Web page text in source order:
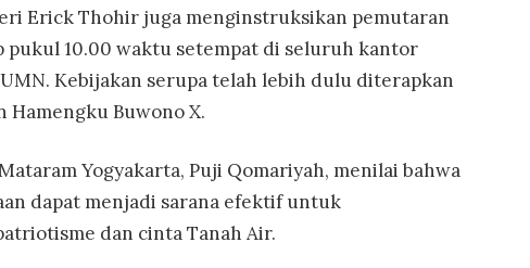
Erick Thohir juga menginstruksikan pemutaran
pukul 10.00 waktu setempat di seluruh kantor
Kebijakan serupa telah lebih dulu diterapkan
Buwono X.
Yogyakarta, Puji Qomariyah, menilai bahwa
dapat menjadi sarana efektif untuk
dan cinta Tanah Air.